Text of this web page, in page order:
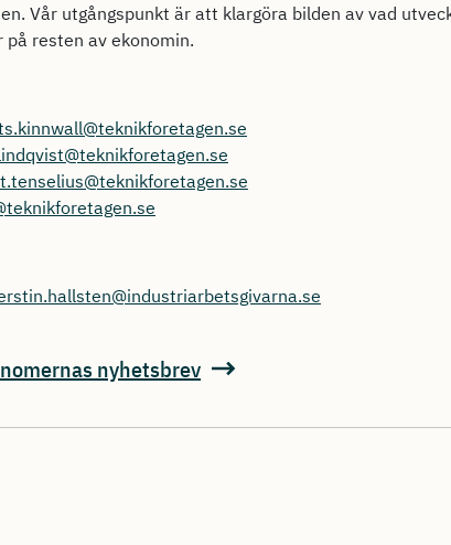
Vår utgångspunkt är att klargöra bilden av vad
resten av ekonomin.
nyhetsbrev